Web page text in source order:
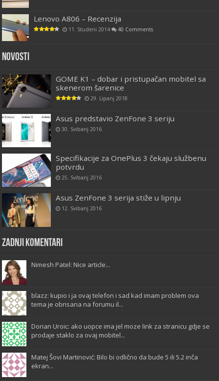
Lenovo A806 – Recenzija
11. Studeni 2014 40 Comments
Novosti
GOME K1 – dobar i pristupačan mobitel sa
skenerom šarenice
29. Lipanj 2018
Asus predstavio ZenFone 3 seriju
30. Svibanj 2016
Specifikacije za OnePlus 3 čekaju službenu
potvrdu
25. Svibanj 2016
Asus ZenFone 3 serija stiže u lipnju
12. Svibanj 2016
Zadnji komentari
Nimesh Patel: Nice article...
blazz: kupio i ja ovaj telefon i sad kad imam problem ova
tema je obrisana na forumu il...
Dorian Uroic: ako uopce ima jel moze link za stranicu gdje se
prodaje staklo za ovaj mobitel...
Matej Šovi Martinović: Bilo bi odlično da bude 5 ili 5.2 inča
ekran...